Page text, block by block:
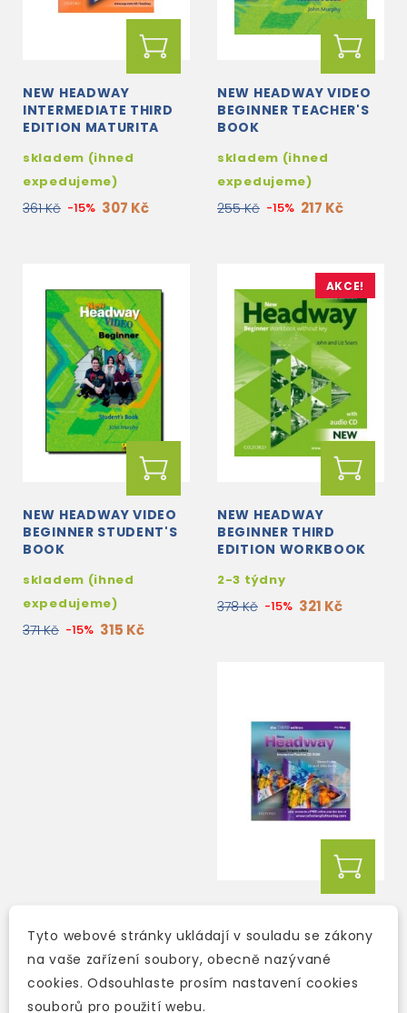
NEW HEADWAY
INTERMEDIATE THIRD
EDITION MATURITA
skladem (ihned
expedujeme)
361 Kč -15% 307 Kč
NEW HEADWAY VIDEO
BEGINNER TEACHER'S
BOOK
skladem (ihned
expedujeme)
255 Kč -15% 217 Kč
NEW HEADWAY VIDEO
BEGINNER STUDENT'S
BOOK
skladem (ihned
expedujeme)
371 Kč -15% 315 Kč
AKCE!
NEW HEADWAY
BEGINNER THIRD
EDITION WORKBOOK
STUDENT'S
WORKBOOK CD
2-3 týdny
378 Kč -15% 321 Kč
INTERMEDIATE THIRD
EDITION INTERACTIVE
PRACTICE CD-ROM
3-5 dní
Tyto webové stránky ukládají v souladu se zákony
na vaše zařízení soubory, obecně nazývané
cookies. Odsouhlaste prosím nastavení cookies
souborů pro použití webu.